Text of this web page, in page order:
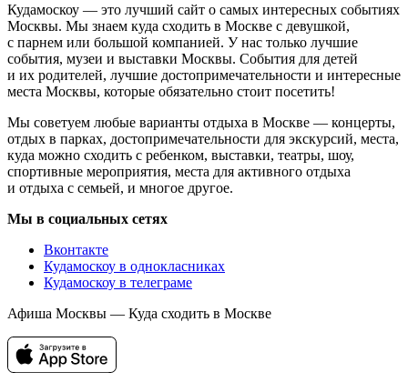
Кудамоскоу — это лучший сайт о самых интересных событиях
Москвы. Мы знаем куда сходить в Москве с девушкой,
с парнем или большой компанией. У нас только лучшие
события, музеи и выставки Москвы. События для детей
и их родителей, лучшие достопримечательности и интересные
места Москвы, которые обязательно стоит посетить!
Мы советуем любые варианты отдыха в Москве — концерты,
отдых в парках, достопримечательности для экскурсий, места,
куда можно сходить с ребенком, выставки, театры, шоу,
спортивные мероприятия, места для активного отдыха
и отдыха с семьей, и многое другое.
Мы в социальных сетях
Вконтакте
Кудамоскоу в однокласниках
Кудамоскоу в телеграме
Афиша Москвы — Куда сходить в Москве